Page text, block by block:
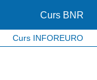
Curs BNR
Curs INFOREURO